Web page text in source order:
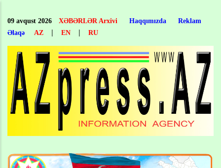
main
content
09 avqust 2026 XƏBƏRLƏR Arxivi Haqqımızda
Reklam
Əlaqə
AZ | EN | RU